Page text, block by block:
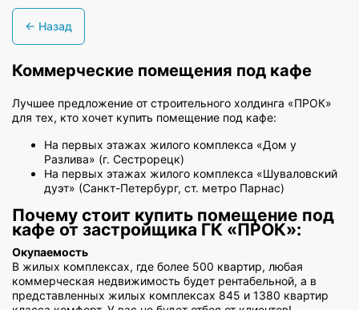
← Назад
Коммерческие помещения под кафе
Лучшее предложение от строительного холдинга «ПРОК»
для тех, кто хочет купить помещение под кафе:
На первых этажах жилого комплекса «Дом у
Разлива» (г. Сестрорецк)
На первых этажах жилого комплекса «Шуваловский
дуэт» (Санкт-Петербург, ст. метро Парнас)
Почему стоит купить помещение под
кафе от застройщика ГК «ПРОК»:
Окупаемость
В жилых комплексах, где более 500 квартир, любая
коммерческая недвижимость будет рентабельной, а в
представленных жилых комплексах 845 и 1380 квартир